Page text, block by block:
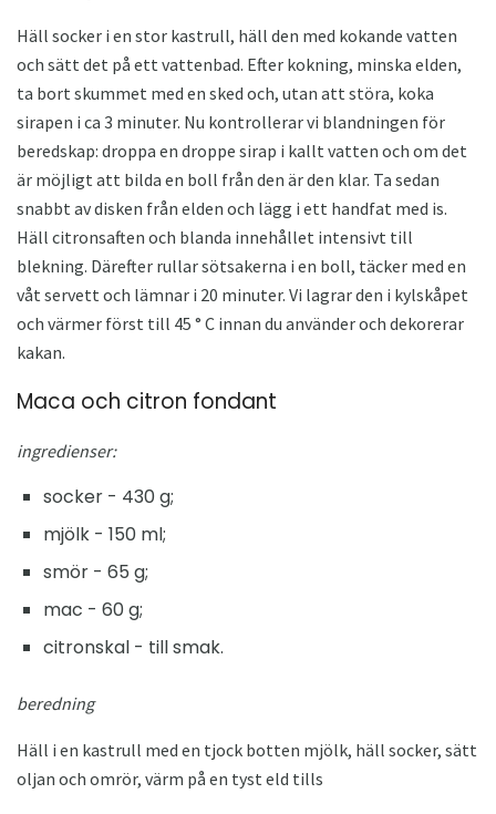
Häll socker i en stor kastrull, häll den med kokande vatten
och sätt det på ett vattenbad. Efter kokning, minska elden,
ta bort skummet med en sked och, utan att störa, koka
sirapen i ca 3 minuter. Nu kontrollerar vi blandningen för
beredskap: droppa en droppe sirap i kallt vatten och om det
är möjligt att bilda en boll från den är den klar. Ta sedan
snabbt av disken från elden och lägg i ett handfat med is.
Häll citronsaften och blanda innehållet intensivt till
blekning. Därefter rullar sötsakerna i en boll, täcker med en
våt servett och lämnar i 20 minuter. Vi lagrar den i kylskåpet
och värmer först till 45 ° C innan du använder och dekorerar
kakan.
Maca och citron fondant
ingredienser:
socker - 430 g;
mjölk - 150 ml;
smör - 65 g;
mac - 60 g;
citronskal - till smak.
beredning
Häll i en kastrull med en tjock botten mjölk, häll socker, sätt
oljan och omrör, värm på en tyst eld tills